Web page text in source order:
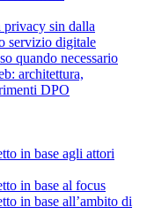
privacy sin dalla
servizio digitale
quando necessario
architettura,
DPO
in base agli attori
in base al focus
in base all’ambito di